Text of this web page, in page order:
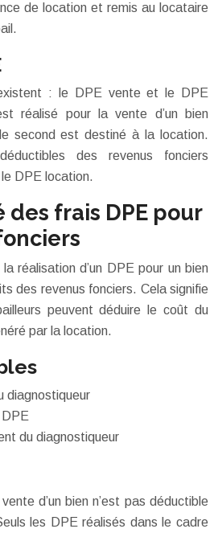
de location et remis au locataire
: le DPE vente et le DPE
réalisé pour la vente d’un bien
second est destiné à la location.
des revenus fonciers
DPE location.
frais DPE pour
réalisation d’un DPE pour un bien
des revenus fonciers. Cela signifie
peuvent déduire le coût du
par la location.
diagnostiqueur
du diagnostiqueur
d’un bien n’est pas déductible
les DPE réalisés dans le cadre